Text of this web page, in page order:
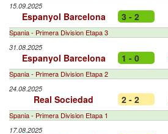
15.09.2025
Espanyol Barcelona 3 - 2
Spania - Primera Division Etapa 3
31.08.2025
Espanyol Barcelona 1 - 0
Spania - Primera Division Etapa 2
24.08.2025
Real Sociedad 2 - 2
Spania - Primera Division Etapa 1
17.08.2025